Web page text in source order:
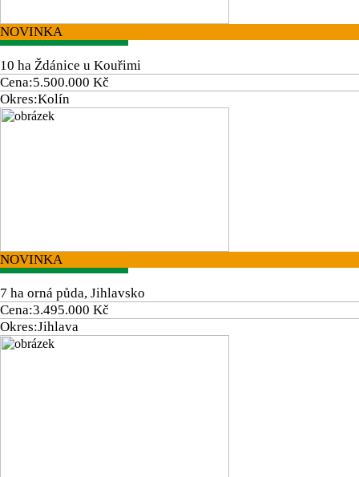
NOVINKA
10 ha Ždánice u Kouřimi
Cena:5.500.000 Kč
Okres:Kolín
NOVINKA
7 ha orná půda, Jihlavsko
Cena:3.495.000 Kč
Okres:Jihlava